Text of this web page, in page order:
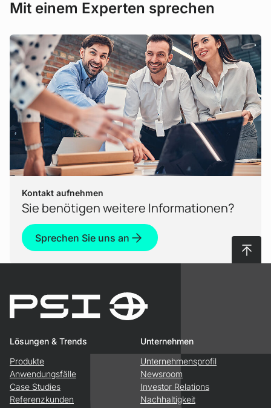
Mit einem Experten sprechen
Kontakt aufnehmen
Sie benötigen weitere Informationen?
Sprechen Sie uns an
Lösungen & Trends
Produkte
Anwendungsfälle
Case Studies
Referenzkunden
Unternehmen
Unternehmensprofil
Newsroom
Investor Relations
Nachhaltigkeit
Nach